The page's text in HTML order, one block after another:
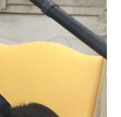
دستگیری تعداد ۸ نفر از اشرار مسلح شاخص و مرتبطین گروهک‌های تروریستی
اعلام حمایت پاکستان از
تنگه هرمز؛ آنگاه که